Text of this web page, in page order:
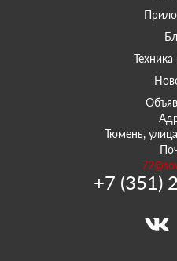
Техника
Тюмень,
+7 (351)